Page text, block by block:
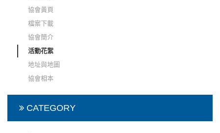
協會黃頁
檔案下載
協會簡介
活動花絮
地址與地圖
協會相本
CATEGORY